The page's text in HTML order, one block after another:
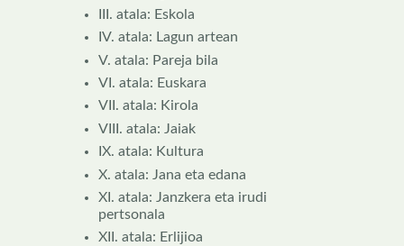
III. atala: Eskola
IV. atala: Lagun artean
V. atala: Pareja bila
VI. atala: Euskara
VII. atala: Kirola
VIII. atala: Jaiak
IX. atala: Kultura
X. atala: Jana eta edana
XI. atala: Janzkera eta irudi
pertsonala
XII. atala: Erlijioa